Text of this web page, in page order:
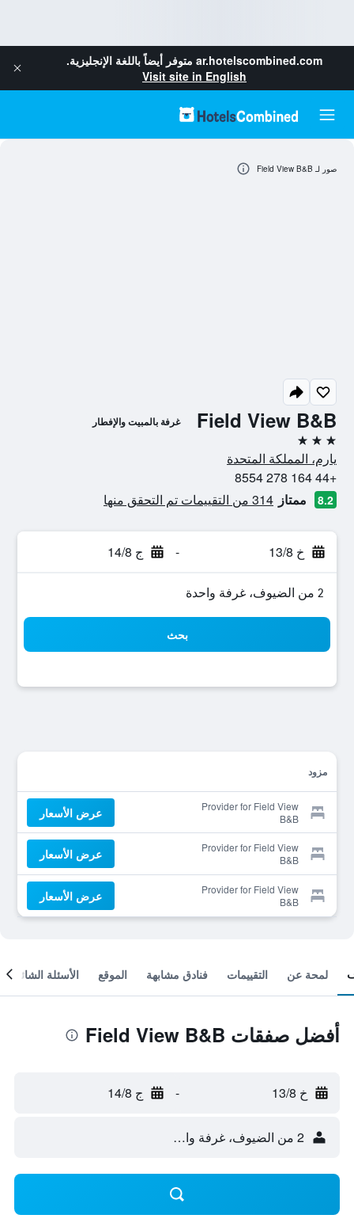
ar.hotelscombined.com متوفر أيضاً باللغة الإنجليزية.
Visit site in English
Field View B&B غرفة بالمبيت والإفطار
3 نجوم
يارم، المملكة المتحدة
+44 164 278 8554
8.2 ممتاز 314 من التقييمات تم التحقق منها
خ 13/8 - ج 14/8
2 من الضيوف، غرفة واحدة
بحث
مزود
Provider for Field View
B&B
عرض الأسعار
Provider for Field View
B&B
عرض الأسعار
Provider for Field View
B&B
عرض الأسعار
صور لـ Field View B&B
لمحة عن التقييمات فنادق مشابهة الموقع الأسئلة الشائعة
أفضل صفقات Field View B&B
خ 13/8 - ج 14/8
2 من الضيوف، غرفة واحدة